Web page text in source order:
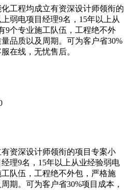
工程均成立有资深设计师领衔的
弱电项目经理9名，15年以上从
9个专业施工队伍，工程绝不外
品质以及周期。可为客户省30%
在线，无忧售后。
资深设计师领衔的项目专案小
理9名，15年以上从业经验弱电
队伍，工程绝不外包，严格施
期。可为客户省30%项目成本，